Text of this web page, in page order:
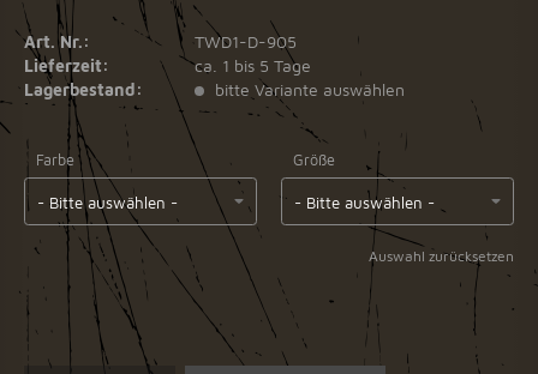
Art. Nr.:
TWD1-D-905
Lieferzeit:
ca. 1 bis 5 Tage
Lagerbestand:
bitte Variante auswählen
Farbe Größe
Auswahl zurücksetzen